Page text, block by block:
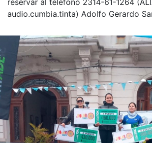
reservar al teléfono 2314-61-1264
audio.cumbia.tinta) Adolfo Gerardo